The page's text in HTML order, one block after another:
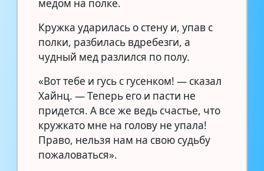
медом на полке.
Кружка ударилась о стену и, упав с
полки, разбилась вдребезги, а
чудный мед разлился по полу.
«Вот тебе и гусь с гусенком! — сказал
Хайнц. — Теперь его и пасти не
придется. А все же ведь счастье, что
кружкато мне на голову не упала!
Право, нельзя нам на свою судьбу
пожаловаться».